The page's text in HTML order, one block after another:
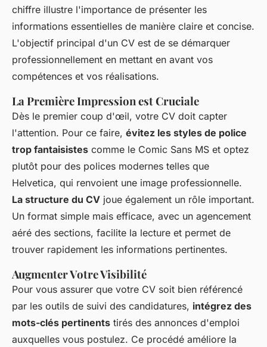
chiffre illustre l'importance de présenter les
informations essentielles de manière claire et concise.
L'objectif principal d'un CV est de se démarquer
professionnellement en mettant en avant vos
compétences et vos réalisations.
La Première Impression est Cruciale
Dès le premier coup d'œil, votre CV doit capter
l'attention. Pour ce faire, évitez les styles de police
trop fantaisistes comme le Comic Sans MS et optez
plutôt pour des polices modernes telles que
Helvetica, qui renvoient une image professionnelle.
La structure du CV joue également un rôle important.
Un format simple mais efficace, avec un agencement
aéré des sections, facilite la lecture et permet de
trouver rapidement les informations pertinentes.
Augmenter Votre Visibilité
Pour vous assurer que votre CV soit bien référencé
par les outils de suivi des candidatures, intégrez des
mots-clés pertinents tirés des annonces d'emploi
auxquelles vous postulez. Ce procédé améliore la